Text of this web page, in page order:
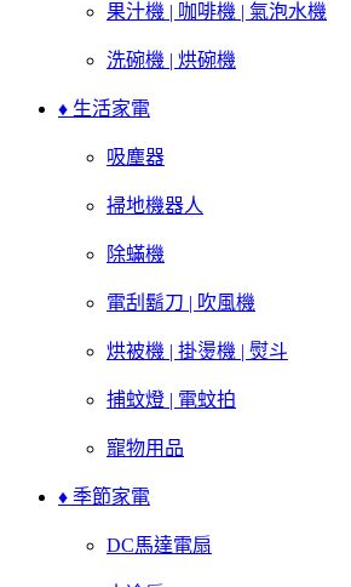
果汁機 | 咖啡機 | 氣泡水機
洗碗機 | 烘碗機
♦ 生活家電
吸塵器
掃地機器人
除蟎機
電刮鬍刀 | 吹風機
烘被機 | 掛燙機 | 熨斗
捕蚊燈 | 電蚊拍
寵物用品
♦ 季節家電
DC馬達電扇